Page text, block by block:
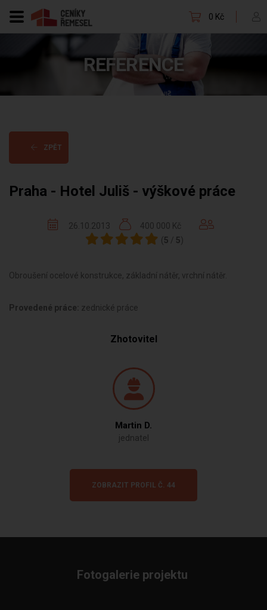
0 Kč
REFERENCE
ZPĚT
Praha - Hotel Juliš - výškové práce
26.10.2013
400 000 Kč
( 5 / 5)
Obroušení ocelové konstrukce, základní nátěr, vrchní nátěr.
Provedené práce: zednické práce
Zhotovitel
Martin D.
jednatel
ZOBRAZIT PROFIL Č. 44
Fotogalerie projektu